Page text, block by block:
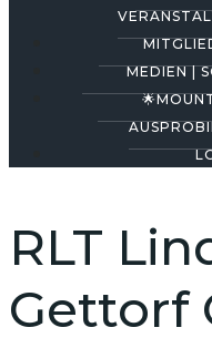
MEDIEN |
RLT
Gettorf